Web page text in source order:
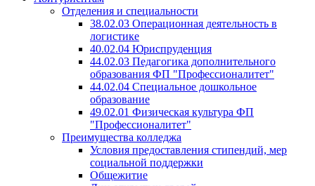
Отделения и специальности
38.02.03 Операционная деятельность в
логистике
40.02.04 Юриспруденция
44.02.03 Педагогика дополнительного
образования ФП "Профессионалитет"
44.02.04 Специальное дошкольное
образование
49.02.01 Физическая культура ФП
"Профессионалитет"
Преимущества колледжа
Условия предоставления стипендий, мер
социальной поддержки
Общежитие